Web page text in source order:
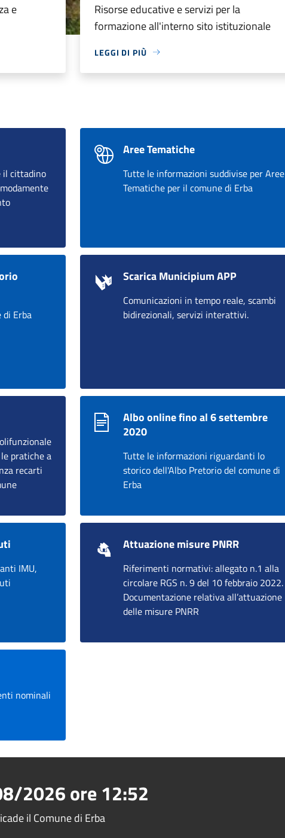
e
Risorse educative e servizi per la
formazione all'interno sito istituzionale
LEGGI DI PIÙ
il cittadino
Aree Tematiche
Tutte le informazioni suddivise per Aree
Tematiche per il comune di Erba
Erba
Scarica Municipium APP
Comunicazioni in tempo reale, scambi
bidirezionali, servizi interattivi.
pratiche a
recarti
Albo online fino al 6 settembre
2020
Tutte le informazioni riguardanti lo
storico dell'Albo Pretorio del comune di
Erba
IMU,
Attuazione misure PNRR
Riferimenti normativi: allegato n.1 alla
circolare RGS n. 9 del 10 febbraio 2022.
Documentazione relativa all’attuazione
delle misure PNRR
nominali
2026ore12:52
il Comune di Erba